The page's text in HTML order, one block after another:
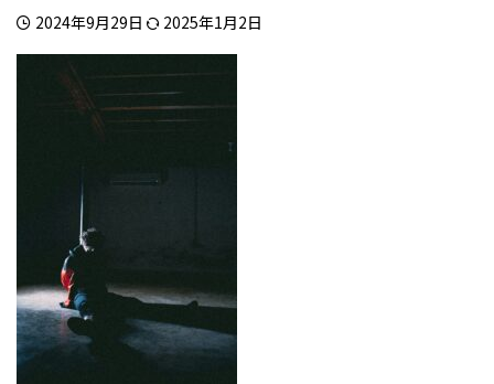
2024年9月29日 2025年1月2日